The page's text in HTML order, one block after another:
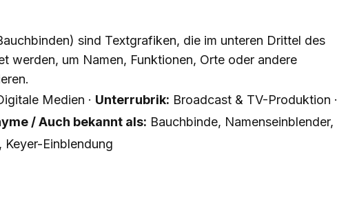
sind Textgrafiken, die im unteren Drittel des
werden, um Namen, Funktionen, Orte oder andere
Medien · Unterrubrik: Broadcast & TV-Produktion ·
/ Auch bekannt als: Bauchbinde, Namenseinblender,
Keyer-Einblendung